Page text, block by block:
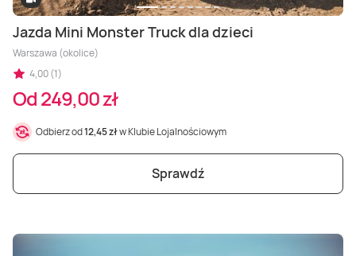
Jazda Mini Monster Truck dla dzieci
Warszawa (okolice)
4,00 (1)
Od 249,00 zł
Odbierz od12,45 złw Klubie Lojalnościowym
Sprawdź